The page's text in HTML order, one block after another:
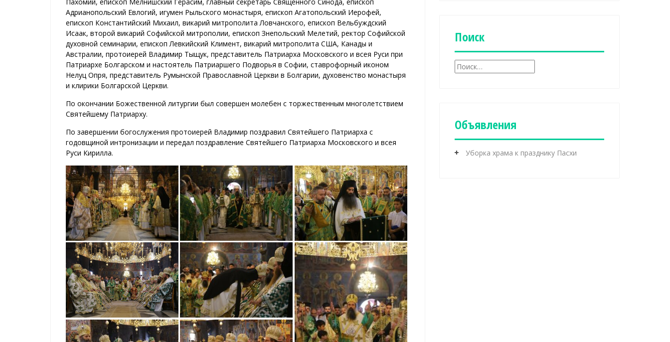
Адрианопольский Евлогий, игумен Рыльского монастыря, епископ Агатопольский Иерофей,
епископ Константийский Михаил, викарий митрополита Ловчанского, епископ Вельбуждский
Исаак, второй викарий Софийской митрополии, епископ Знепольский Мелетий, ректор Софийской
духовной семинарии, епископ Левкийский Климент, викарий митрополита США, Канады и
Австралии, протоиерей Владимир Тыщук, представитель Патриарха Московского и всея Руси при
Патриархе Болгарском и настоятель Патриаршего Подворья в Софии, ставрофорный иконом
Нелуц Опря, представитель Румынской Православной Церкви в Болгарии, духовенство монастыря
и клирики Болгарской Церкви.
По окончании Божественной литургии был совершен молебен с торжественным многолетствием
Святейшему Патриарху.
По завершении богослужения протоиерей Владимир поздравил Святейшего Патриарха с
годовщиной интронизации и передал поздравление Святейшего Патриарха Московского и всея
Руси Кирилла.
к
иПоиск
Н
а
Объявления
Уборка храма к празднику Пасхи